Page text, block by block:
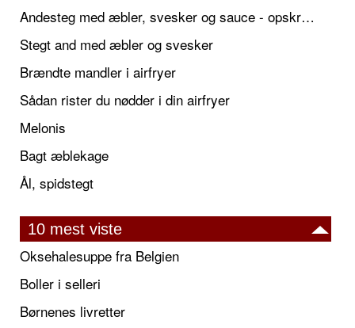
Andesteg med æbler, svesker og sauce - opskrift også til jul
Stegt and med æbler og svesker
Brændte mandler i airfryer
Sådan rister du nødder i din airfryer
Melonis
Bagt æblekage
Ål, spidstegt
10 mest viste
Oksehalesuppe fra Belgien
Boller i selleri
Børnenes livretter